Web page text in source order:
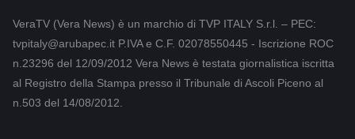
VeraTV (Vera News) è un marchio di TVP ITALY S.r.l. – PEC:
tvpitaly@arubapec.it P.IVA e C.F. 02078550445 - Iscrizione ROC
n.23296 del 12/09/2012 Vera News è testata giornalistica iscritta
al Registro della Stampa presso il Tribunale di Ascoli Piceno al
n.503 del 14/08/2012.